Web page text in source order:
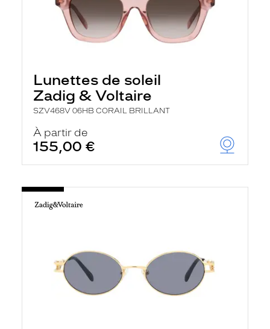
Lunettes de soleil
Zadig & Voltaire
SZV468V 06HB CORAIL BRILLANT
À partir de
155,00 €